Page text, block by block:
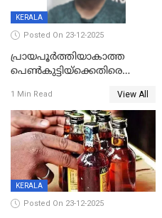
KERALA
Posted On 23-12-2025
പ്രായപൂർത്തിയാകാത്ത
പെൺകുട്ടിയ്ക്കെതിരെ
59 വർഷം തടവും 90,൦൦൦ രൂപ
പിഴയും ശിക്ഷ
1 Min Read View All
KERALA
Posted On 23-12-2025